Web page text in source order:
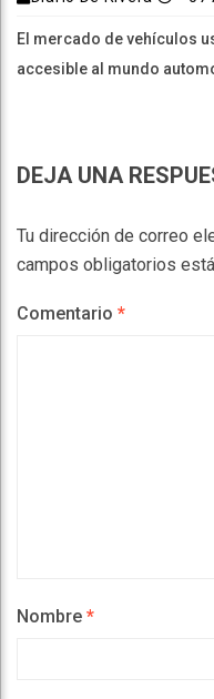
El mercado de vehículos
accesible al mundo
DEJA UNA
Tu dirección de correo
campos obligatorios
Comentario *
Nombre *